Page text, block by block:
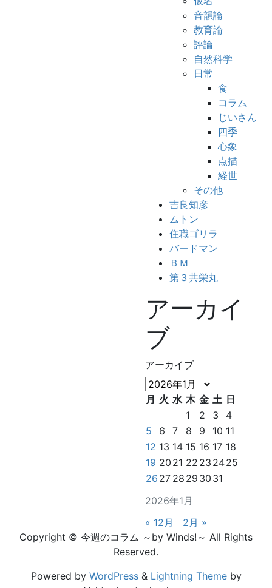
音韻論
教育論
評論
自然科学
日常
食
コラム
じいさん
四季
心象
点描
経世
その他
吉良知彦
ムトン
住職ゴリラ
バードマン
ＢＭ
第３共栄丸
アーカイ
ブ
アーカイブ
2026年1月
月 火 水 木 金 土 日
1
2 3
4
5
6 7 8 9 10 11
12 13 14 15 16 17 18
19 20 21 22 23 2425
26 27 28 29 30 31
« 12月
2月 »
Copyright © 今週のコラム ～by Winds!～ All Rights
Reserved.
Powered by WordPress& Lightning Themeby